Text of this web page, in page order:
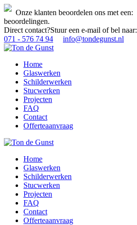
Onze klanten beoordelen ons met een:
beoordelingen.
Direct contact?Stuur een e-mail of bel naar:
071 - 576 74 94
info@tondegunst.nl
Home
Glaswerken
Schilderwerken
Stucwerken
Projecten
FAQ
Contact
Offerteaanvraag
Home
Glaswerken
Schilderwerken
Stucwerken
Projecten
FAQ
Contact
Offerteaanvraag